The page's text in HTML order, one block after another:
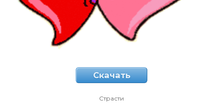
Скачать
Страсти